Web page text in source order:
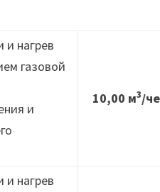
и нагрев
газовой
и
10,00 м3/
и нагрев